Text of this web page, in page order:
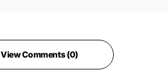
View Comments (0)